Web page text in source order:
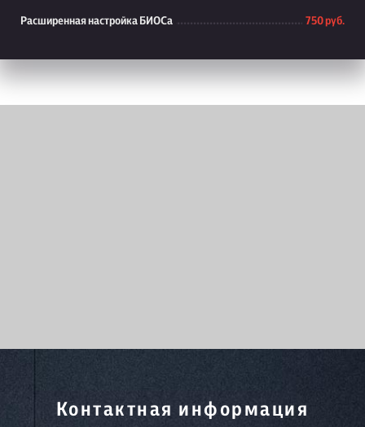
Расширенная настройка БИОСа 750 руб.
Контактная информация